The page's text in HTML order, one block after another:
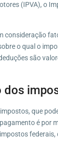
(IPVA), o
consideração
o qual o
são
dos
que
é por